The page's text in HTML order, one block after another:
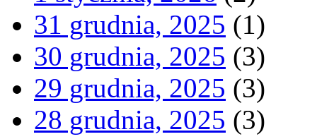
31 grudnia, 2025 (1)
30 grudnia, 2025 (3)
29 grudnia, 2025 (3)
28 grudnia, 2025 (3)